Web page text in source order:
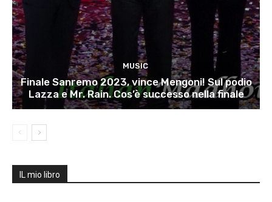
MUSIC
Finale Sanremo 2023, vince Mengoni! Sul podio
Lazza e Mr. Rain. Cos’è successo nella finale
IL mio libro